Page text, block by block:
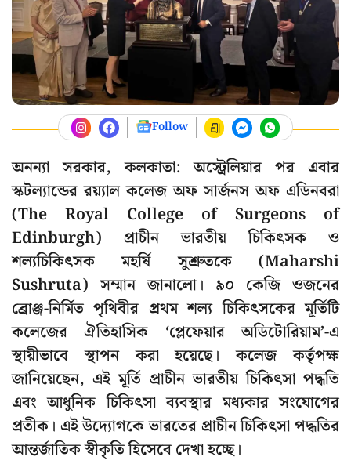
Follow
অনন্যা সরকার, কলকাতা: অস্ট্রেলিয়ার পর এবার
স্কটল্যান্ডের রয়্যাল কলেজ অফ সার্জনস অফ এডিনবরা
(The Royal College of Surgeons of
Edinburgh) প্রাচীন ভারতীয় চিকিৎসক ও
শল্যচিকিৎসক মহর্ষি সুশ্রুতকে (Maharshi
Sushruta) সম্মান জানালো। ৯০ কেজি ওজনের
ব্রোঞ্জ-নির্মিত পৃথিবীর প্রথম শল্য চিকিৎসকের মূর্তিটি
কলেজের ঐতিহাসিক ‘প্লেফেয়ার অডিটোরিয়াম’-এ
স্থায়ীভাবে স্থাপন করা হয়েছে। কলেজ কর্তৃপক্ষ
জানিয়েছেন, এই মূর্তি প্রাচীন ভারতীয় চিকিৎসা পদ্ধতি
এবং আধুনিক চিকিৎসা ব্যবস্থার মধ্যকার সংযোগের
প্রতীক। এই উদ্যোগকে ভারতের প্রাচীন চিকিৎসা পদ্ধতির
আন্তর্জাতিক স্বীকৃতি হিসেবে দেখা হচ্ছে।